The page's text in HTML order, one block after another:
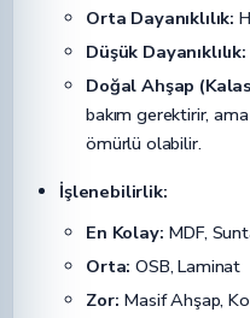
Orta Dayanıklılık:
Düşük Dayanıklılık:
Doğal Ahşap
bakım gerektirir,
ömürlü olabilir.
İşlenebilirlik:
En Kolay: MDF,
Orta: OSB, Laminat
Zor: Masif Ahşap,